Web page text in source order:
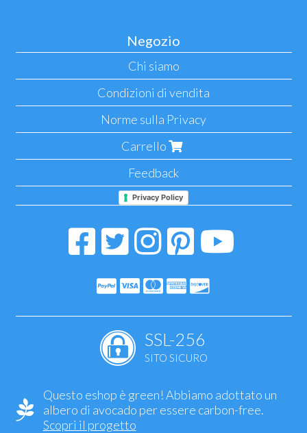
Negozio
Chi siamo
Condizioni di vendita
Norme sulla Privacy
Carrello
Feedback
Privacy Policy
SSL-256
SITO SICURO
Questo eshop è green! Abbiamo adottato un
albero di avocado per essere carbon-free.
Scopri il progetto